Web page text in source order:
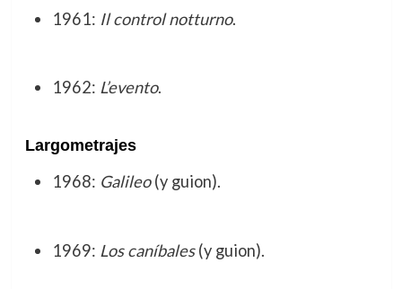
1961: Il control notturno.
1962: L’evento.
Largometrajes
1968: Galileo(y guion).
1969: Los caníbales(y guion).